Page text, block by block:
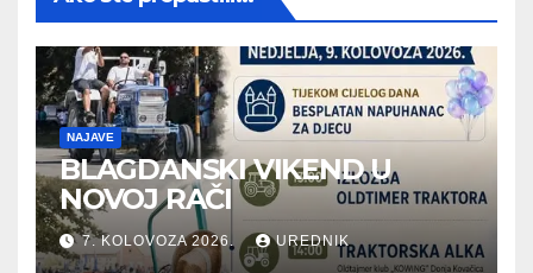
NAJAVE
BLAGDANSKI VIKEND U
NOVOJ RAČI
7. KOLOVOZA 2026. UREDNIK